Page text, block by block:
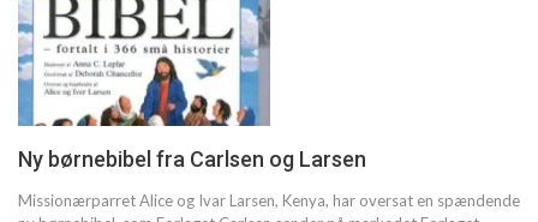
Ny børnebibel fra Carlsen og Larsen
Missionærparret Alice og Ivar Larsen, Kenya, har oversat en spændende